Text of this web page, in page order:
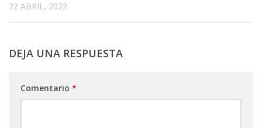
22 ABRIL, 2022
DEJA UNA RESPUESTA
Comentario *